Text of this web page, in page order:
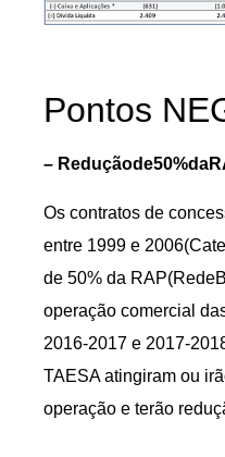
Pontos
–
Os contratos de
entre 1999 e
de 50% da
operação comercial
2016-2017 e 2017-
TAESA atingiram ou
operação e terão